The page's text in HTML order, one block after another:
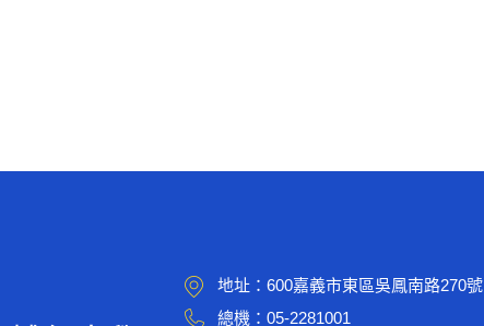
地址： 600嘉義市東區吳鳳南路270號
總機： 05-2281001